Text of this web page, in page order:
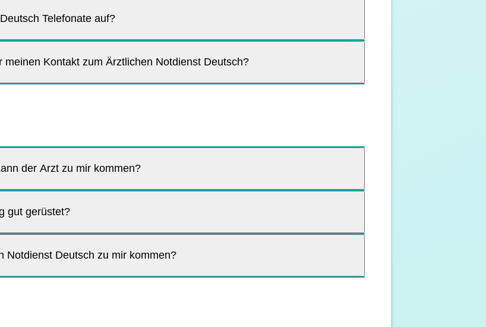
Telefonate auf?
Kontakt zum Ärztlichen Notdienst Deutsch?
der Arzt zu mir kommen?
gut gerüstet?
Notdienst Deutsch zu mir kommen?